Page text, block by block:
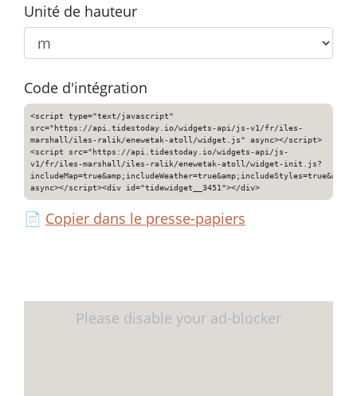
Unité de hauteur
Code d'intégration
<script type="text/javascript"
src="https://api.tidestoday.io/widgets-api/js-v1/fr/iles-
marshall/iles-ralik/enewetak-atoll/widget.js" async></script>
<script src="https://api.tidestoday.io/widgets-api/js-
v1/fr/iles-marshall/iles-ralik/enewetak-atoll/widget-init.js?
async></script><div id="tidewidget__3451"></div>
📄 Copier dans le presse-papiers